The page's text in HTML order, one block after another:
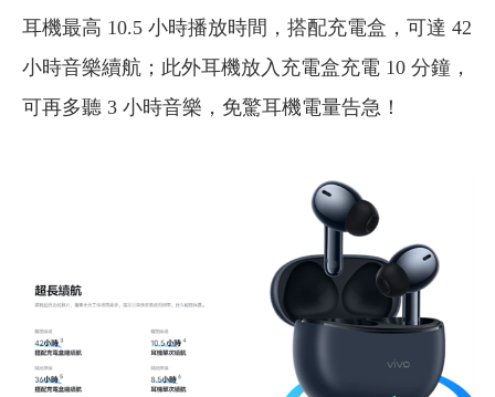
耳機最高 10.5 小時播放時間，搭配充電盒，可達 42
小時音樂續航；此外耳機放入充電盒充電 10 分鐘，
可再多聽 3 小時音樂，免驚耳機電量告急！